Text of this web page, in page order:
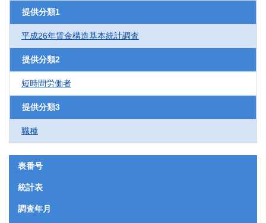
提供分類1
平成26年賃金構造基本統計調査
提供分類2
短時間労働者
提供分類3
職種
表番号
統計表
調査年月